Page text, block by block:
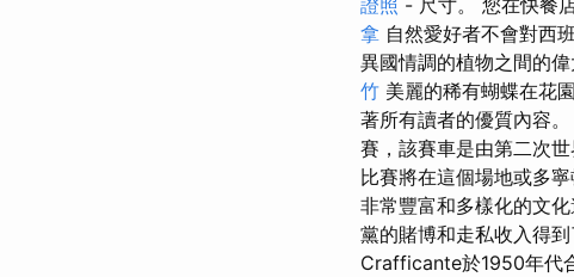
拿 自然愛好者不會對西
異國情調的植物之間的
竹 美麗的稀有蝴蝶在花
著所有讀者的優質內容
賽，該賽車是由第二次
比賽將在這個場地或多
非常豐富和多樣化的文
黨的賭博和走私收入得
Crafficante於1950年代